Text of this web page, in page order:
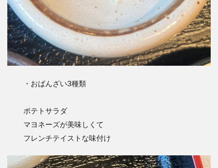
・おばんざい3種類
ポテトサラダ
マヨネーズが美味しくて
フレンチテイストな味付け